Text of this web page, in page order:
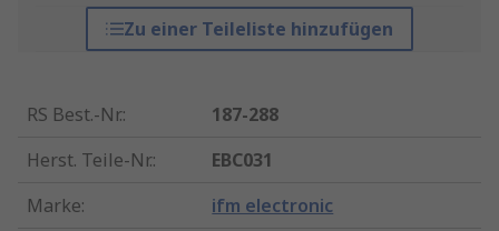
Zu einer Teileliste hinzufügen
RS Best.-Nr.:
187-288
Herst. Teile-Nr.:
EBC031
Marke: ifm electronic